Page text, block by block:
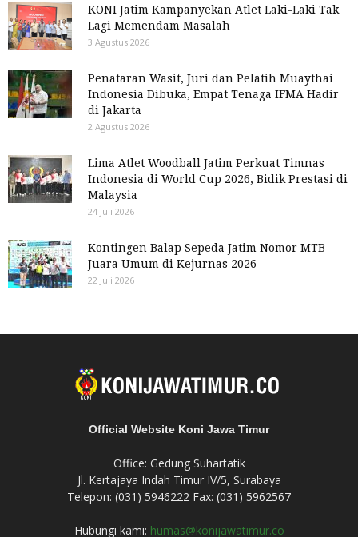
KONI Jatim Kampanyekan Atlet Laki-Laki Tak
Lagi Memendam Masalah
3 Agustus 2026
Penataran Wasit, Juri dan Pelatih Muaythai
Indonesia Dibuka, Empat Tenaga IFMA Hadir
di Jakarta
2 Agustus 2026
Lima Atlet Woodball Jatim Perkuat Timnas
Indonesia di World Cup 2026, Bidik Prestasi di
Malaysia
24 Juli 2026
Kontingen Balap Sepeda Jatim Nomor MTB
Juara Umum di Kejurnas 2026
22 Juli 2026
Official Website Koni Jawa Timur
Office: Gedung Suhartatik
Jl. Kertajaya Indah Timur IV/5, Surabaya
Telepon: (031) 5946222 Fax: (031) 5962567
Hubungi kami: humas@konijawatimur.co